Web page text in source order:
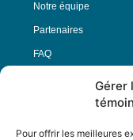
Gérer
Pour offrir les meilleures
Notre équipe
Partenaires
FAQ